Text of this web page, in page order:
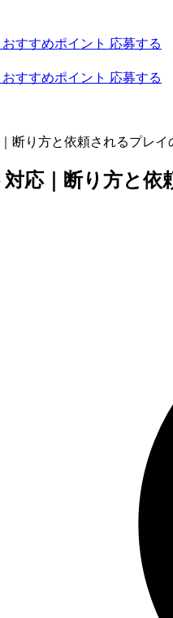
おすすめポイント 応募する
おすすめポイント 応募する
断り方と依頼されるプレイ
応｜断り方と依